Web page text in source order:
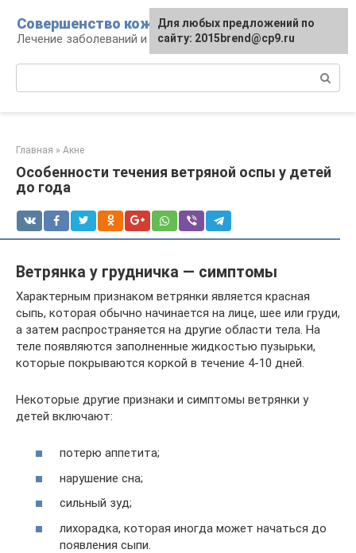
контенту
Совершенство кожи
Лечение заболеваний и уход за кожей
Главная » Акне
Особенности течения ветряной оспы у детей
до года
Ветрянка у грудничка — симптомы
Характерным признаком ветрянки является красная
сыпь, которая обычно начинается на лице, шее или груди,
а затем распространяется на другие области тела. На
теле появляются заполненные жидкостью пузырьки,
которые покрываются коркой в течение 4-10 дней.
Некоторые другие признаки и симптомы ветрянки у
детей включают:
потерю аппетита;
нарушение сна;
сильный зуд;
лихорадка, которая иногда может начаться до
появления сыпи.
Для любых предложений по
сайту: 2015brend@cp9.ru